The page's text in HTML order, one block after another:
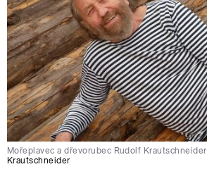
Mořeplavec a dřevorubec Rudolf Krautschneider
Krautschneider